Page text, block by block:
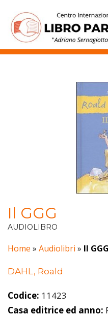
contenuto
Il GGG
AUDIOLIBRO
Home » Audiolibri » Il GGG
DAHL, Roald
Codice: 11423
Casa editrice ed anno: